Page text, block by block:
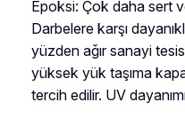
Epoksi: Çok daha sert
Darbelere karşı
yüzden ağır sanayi
yüksek yük taşıma
tercih edilir. UV